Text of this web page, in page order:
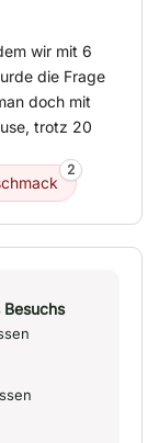
wir mit 6
die Frage
doch mit
trotz 20
2